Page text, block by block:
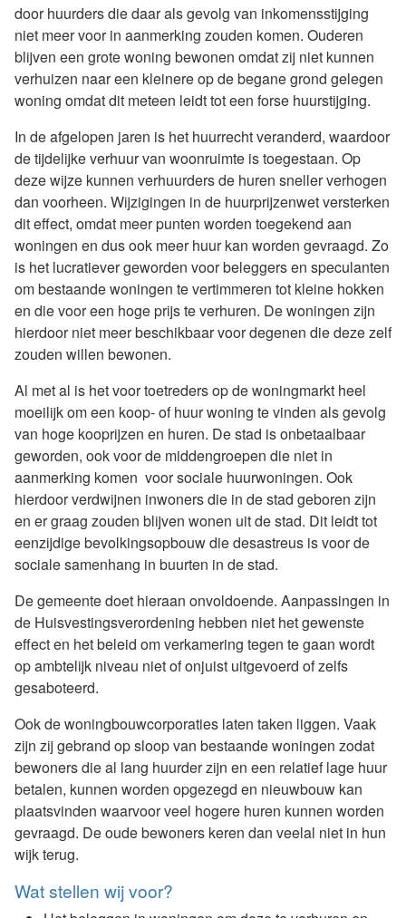
door huurders die daar als gevolg van inkomensstijging
niet meer voor in aanmerking zouden komen. Ouderen
blijven een grote woning bewonen omdat zij niet kunnen
verhuizen naar een kleinere op de begane grond gelegen
woning omdat dit meteen leidt tot een forse huurstijging.
In de afgelopen jaren is het huurrecht veranderd, waardoor
de tijdelijke verhuur van woonruimte is toegestaan. Op
deze wijze kunnen verhuurders de huren sneller verhogen
dan voorheen. Wijzigingen in de huurprijzenwet versterken
dit effect, omdat meer punten worden toegekend aan
woningen en dus ook meer huur kan worden gevraagd. Zo
is het lucratiever geworden voor beleggers en speculanten
om bestaande woningen te vertimmeren tot kleine hokken
en die voor een hoge prijs te verhuren. De woningen zijn
hierdoor niet meer beschikbaar voor degenen die deze zelf
zouden willen bewonen.
Al met al is het voor toetreders op de woningmarkt heel
moeilijk om een koop- of huur woning te vinden als gevolg
van hoge kooprijzen en huren. De stad is onbetaalbaar
geworden, ook voor de middengroepen die niet in
aanmerking komen voor sociale huurwoningen. Ook
hierdoor verdwijnen inwoners die in de stad geboren zijn
en er graag zouden blijven wonen uit de stad. Dit leidt tot
eenzijdige bevolkingsopbouw die desastreus is voor de
sociale samenhang in buurten in de stad.
De gemeente doet hieraan onvoldoende. Aanpassingen in
de Huisvestingsverordening hebben niet het gewenste
effect en het beleid om verkamering tegen te gaan wordt
op ambtelijk niveau niet of onjuist uitgevoerd of zelfs
gesaboteerd.
Ook de woningbouwcorporaties laten taken liggen. Vaak
zijn zij gebrand op sloop van bestaande woningen zodat
bewoners die al lang huurder zijn en een relatief lage huur
betalen, kunnen worden opgezegd en nieuwbouw kan
plaatsvinden waarvoor veel hogere huren kunnen worden
gevraagd. De oude bewoners keren dan veelal niet in hun
wijk terug.
Wat stellen wij voor?